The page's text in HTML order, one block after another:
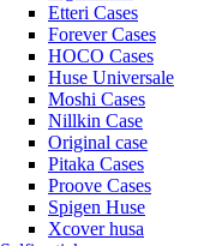
Etteri Cases
Forever Cases
HOCO Cases
Huse Universale
Moshi Cases
Nillkin Case
Original case
Pitaka Cases
Proove Cases
Spigen Huse
Xcover husa